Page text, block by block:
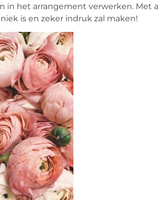
in het arrangement verwerken. Met
is en zeker indruk zal maken!